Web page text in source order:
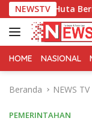
Langsung
ke
konten
NEWSTV
Jaya
HOME NASIONAL
Beranda NEWS
PEMERINTAHAN